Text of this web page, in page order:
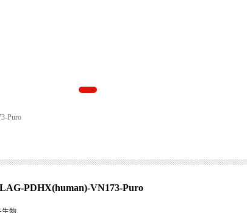
Puro
PDHX(human)-VN173-Puro